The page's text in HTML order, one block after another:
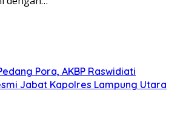
Pora, AKBP Raswidiati
Jabat Kapolres Lampung Utara